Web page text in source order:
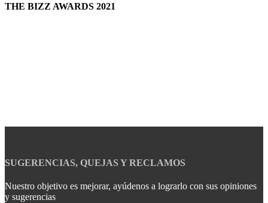
THE BIZZ AWARDS 2021
SUGERENCIAS, QUEJAS Y RECLAMOS
Nuestro objetivo es mejorar, ayúdenos a lograrlo con sus opiniones
y sugerencias